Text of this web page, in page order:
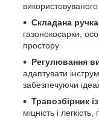
Складана ручка
газонокосарки,
простору
Регулювання
адаптувати
забезпечуючи
Травозбірник
міцність і